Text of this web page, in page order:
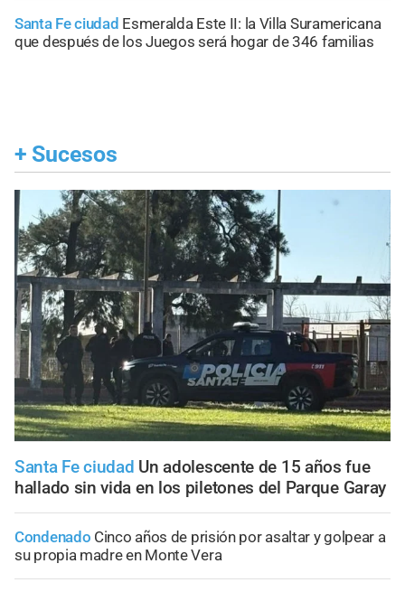
Santa Fe ciudad Esmeralda Este II: la Villa Suramericana
que después de los Juegos será hogar de 346 familias
+ Sucesos
Santa Fe ciudad Un adolescente de 15 años fue
hallado sin vida en los piletones del Parque Garay
Condenado Cinco años de prisión por asaltar y golpear a
su propia madre en Monte Vera